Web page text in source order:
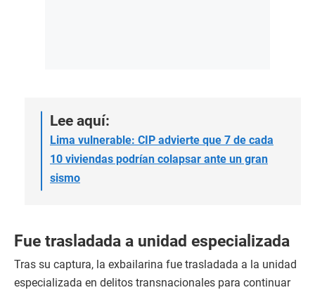
Lee aquí:
Lima vulnerable: CIP advierte que 7 de cada
10 viviendas podrían colapsar ante un gran
sismo
Fue trasladada a unidad especializada
Tras su captura, la exbailarina fue trasladada a la unidad
especializada en delitos transnacionales para continuar